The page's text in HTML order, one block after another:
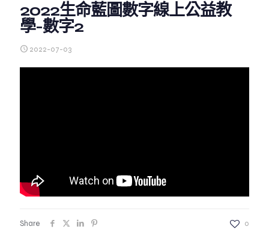
2022生命藍圖數字線上公益教
學-數字2
2022-07-03
Share 0